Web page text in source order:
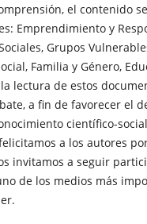
el contenido
Emprendimiento y
Grupos
Familia y Género,
lectura de estos
a fin de favorecer el
científico-
a los autores
invitamos a seguir
de los medios más